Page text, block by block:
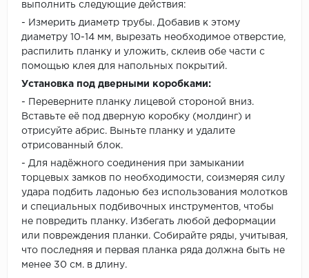
выполнить следующие действия:
- Измерить диаметр трубы. Добавив к этому
диаметру 10-14 мм, вырезать необходимое отверстие,
распилить планку и уложить, склеив обе части с
помощью клея для напольных покрытий.
Установка под дверными коробками:
- Переверните планку лицевой стороной вниз.
Вставьте её под дверную коробку (молдинг) и
отрисуйте абрис. Выньте планку и удалите
отрисованный блок.
- Для надёжного соединения при замыкании
торцевых замков по необходимости, соизмеряя силу
удара подбить ладонью без использования молотков
и специальных подбивочных инструментов, чтобы
не повредить планку. Избегать любой деформации
или повреждения планки. Собирайте ряды, учитывая,
что последняя и первая планка ряда должна быть не
менее 30 см. в длину.